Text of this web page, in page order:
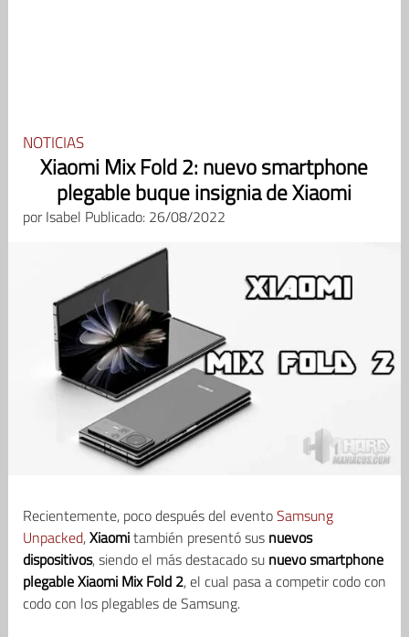
NOTICIAS
Xiaomi Mix Fold 2: nuevo smartphone
plegable buque insignia de Xiaomi
porIsabel Publicado: 26/08/2022
Recientemente, poco después del eventoSamsung
Unpacked,Xiaomitambién presentó sus nuevos
dispositivos, siendo el más destacado su nuevo smartphone
plegable Xiaomi Mix Fold 2, el cual pasa a competir codo con
codo con los plegables de Samsung.